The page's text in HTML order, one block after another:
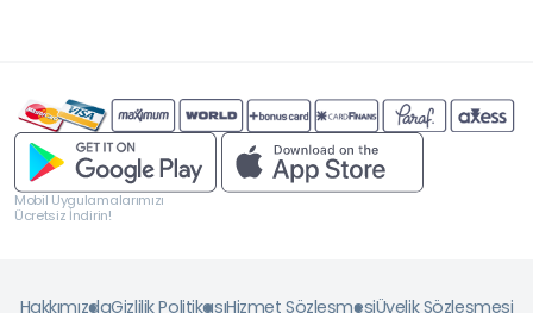
Mobil Uygulamalarımızı
Ücretsiz İndirin!
HakkımızdaGizlilik PolitikasıHizmet SözleşmesiÜyelik Sözleşmesi